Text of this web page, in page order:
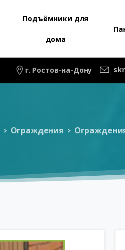
Подъёмники для
дома
г. Ростов-на-Дону
Ограждения